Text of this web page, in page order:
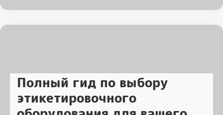
Полный гид по выбору
этикетировочного